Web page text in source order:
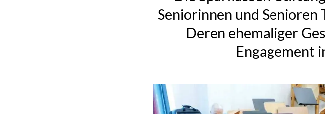
Seniorinnen und
Deren ehemaliger
Engagement